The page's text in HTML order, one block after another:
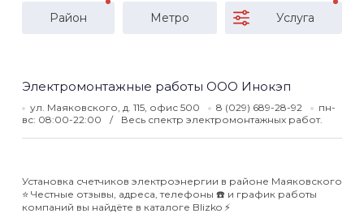
Район Метро Услуга
Электромонтажные работы ООО Инокэп
ул. Маяковского, д. 115, офис 500 8 (029) 689-28-92
пн-
вс: 08:00-22:00
Весь спектр электромонтажных работ.
Установка счетчиков электроэнергии в районе Маяковского
⭐️ Честные отзывы, адреса, телефоны ☎️ и график работы
компаний вы найдёте в каталоге Blizko ⚡️